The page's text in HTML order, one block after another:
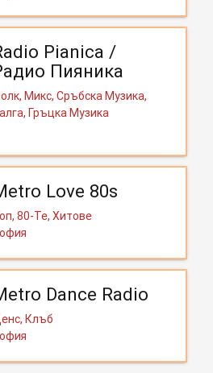
Pianica /
Пияника
Микс, Сръбска Музика,
Гръцка Музика
Love 80s
80-Те, Хитове
Dance Radio
Клъб